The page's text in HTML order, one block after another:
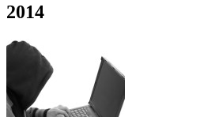
2014